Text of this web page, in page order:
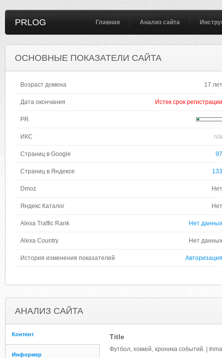
PRLOG Главная Анализ сайта
ОСНОВНЫЕ ПОКАЗАТЕЛИ САЙТА
Возраст домена 17 лет
Дата окончания Истек срок регистрации
PR
ИКС n/a
Страниц в Google 97
Страниц в Яндексе 133
Dmoz Нет
Яндекс Каталог Нет
Alexa Traffic Rank Нет данных
Alexa Country Нет данных
История изменения показателей Авторизация
АНАЛИЗ САЙТА
Контент
Информер
Title
Футбол, хоккей, хроника событий. |